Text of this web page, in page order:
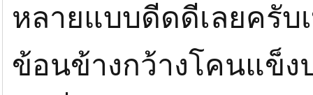
หลายแบบดีดดีเลยครับ
ข้อนข้างกว้างโคนแข็